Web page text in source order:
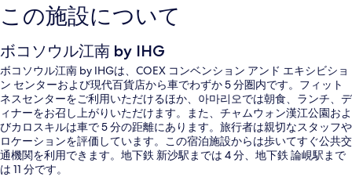
この施設について
ボコソウル江南 by IHG
ボコソウル江南 by IHGは、COEX コンベンション アンド エキシビショ
ン センターおよび現代百貨店から車でわずか 5 分圏内です。フィット
ネスセンターをご利用いただけるほか、아마리오では朝食、ランチ、デ
ィナーをお召し上がりいただけます。また、チャムウォン漢江公園およ
びカロスキルは車で 5 分の距離にあります。旅行者は親切なスタッフや
ロケーションを評価しています。この宿泊施設からは歩いてすぐ公共交
通機関を利用できます。地下鉄 新沙駅までは 4 分、地下鉄 論峴駅まで
は 11 分です。